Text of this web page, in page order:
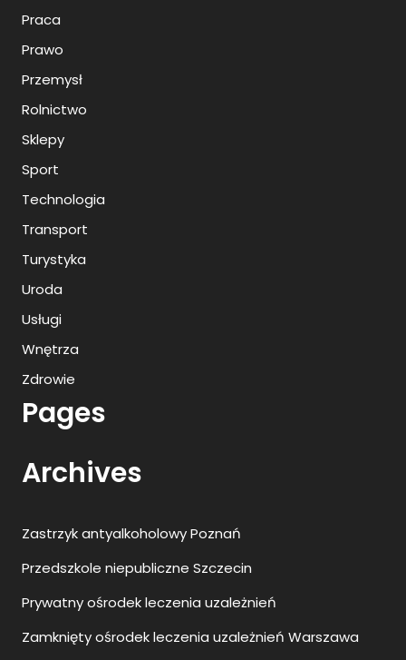
Praca
Prawo
Przemysł
Rolnictwo
Sklepy
Sport
Technologia
Transport
Turystyka
Uroda
Usługi
Wnętrza
Zdrowie
Pages
Archives
Zastrzyk antyalkoholowy Poznań
Przedszkole niepubliczne Szczecin
Prywatny ośrodek leczenia uzależnień
Zamknięty ośrodek leczenia uzależnień Warszawa